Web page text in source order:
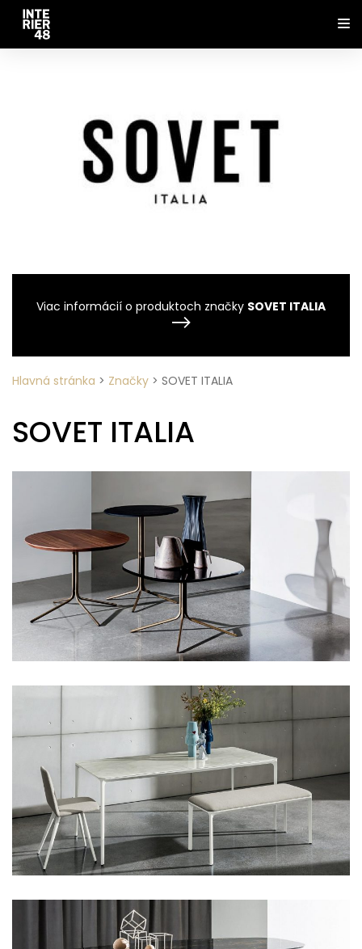
Viac informácií o produktoch značky SOVET ITALIA
Hlavná stránka > Značky > SOVET ITALIA
SOVET ITALIA